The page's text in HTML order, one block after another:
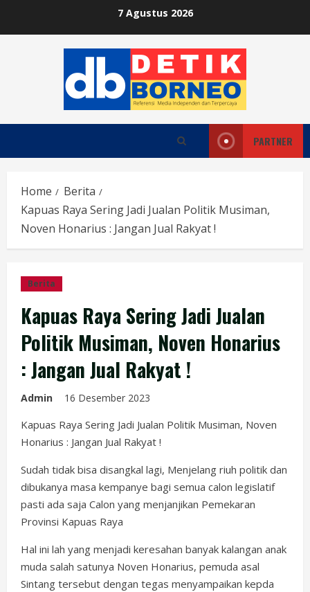
7 Agustus 2026
PARTNER
Home
Berita
Kapuas Raya Sering Jadi Jualan Politik Musiman,
Noven Honarius : Jangan Jual Rakyat !
Berita
Kapuas Raya Sering Jadi Jualan
Politik Musiman, Noven Honarius
: Jangan Jual Rakyat !
Admin 16 Desember 2023
Kapuas Raya Sering Jadi Jualan Politik Musiman, Noven
Honarius : Jangan Jual Rakyat !
Sudah tidak bisa disangkal lagi, Menjelang riuh politik dan
dibukanya masa kempanye bagi semua calon legislatif
pasti ada saja Calon yang menjanjikan Pemekaran
Provinsi Kapuas Raya
Hal ini lah yang menjadi keresahan banyak kalangan anak
muda salah satunya Noven Honarius, pemuda asal
Sintang tersebut dengan tegas menyampaikan kepda